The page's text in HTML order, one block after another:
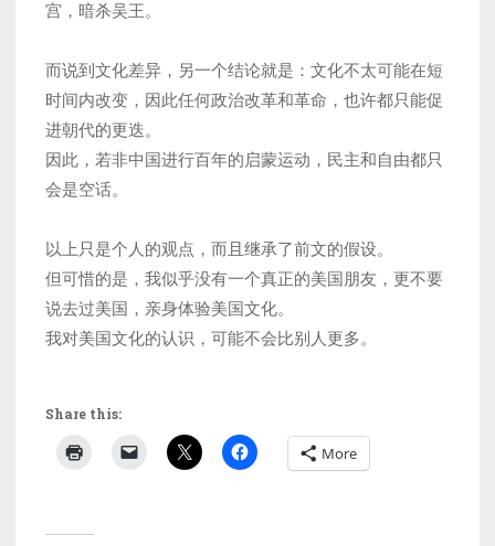
宫，暗杀吴王。
而说到文化差异，另一个结论就是：文化不太可能在短
时间内改变，因此任何政治改革和革命，也许都只能促
进朝代的更迭。
因此，若非中国进行百年的启蒙运动，民主和自由都只
会是空话。
以上只是个人的观点，而且继承了前文的假设。
但可惜的是，我似乎没有一个真正的美国朋友，更不要
说去过美国，亲身体验美国文化。
我对美国文化的认识，可能不会比别人更多。
Share this:
More